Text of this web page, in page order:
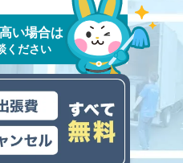
い場合は
ください